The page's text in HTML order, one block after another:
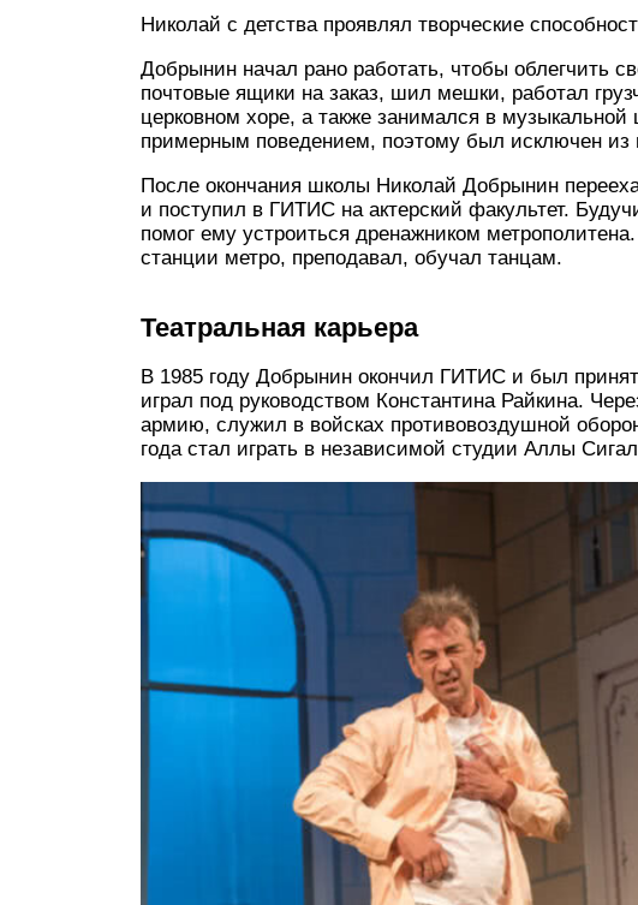
Николай с детства проявлял творческие
Добрынин начал рано работать, чтобы облегчить
почтовые ящики на заказ, шил мешки, работал
церковном хоре, а также занимался в
примерным поведением, поэтому был исключен из
После окончания школы Николай Добрынин
и поступил в ГИТИС на актерский факультет.
помог ему устроиться дренажником
станции метро, преподавал, обучал танцам.
Театральная карьера
В 1985 году Добрынин окончил ГИТИС и был
играл под руководством Константина Райкина.
армию, служил в войсках противовоздушной
года стал играть в независимой студии Аллы